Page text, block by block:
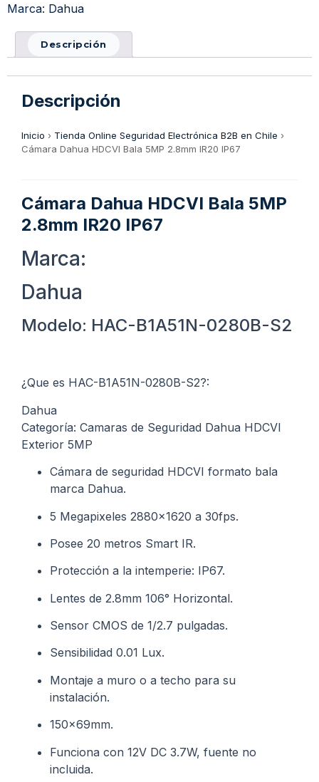
Marca: Dahua
Descripción
Descripción
Inicio › Tienda Online Seguridad Electrónica B2B en Chile ›
Cámara Dahua HDCVI Bala 5MP 2.8mm IR20 IP67
Cámara Dahua HDCVI Bala 5MP
2.8mm IR20 IP67
Marca:
Dahua
Modelo: HAC-B1A51N-0280B-S2
¿Que es HAC-B1A51N-0280B-S2?:
Dahua
Categoría: Camaras de Seguridad Dahua HDCVI
Exterior 5MP
Cámara de seguridad HDCVI formato bala
marca Dahua.
5 Megapixeles 2880×1620 a 30fps.
Posee 20 metros Smart IR.
Protección a la intemperie: IP67.
Lentes de 2.8mm 106° Horizontal.
Sensor CMOS de 1/2.7 pulgadas.
Sensibilidad 0.01 Lux.
Montaje a muro o a techo para su
instalación.
150x69mm.
Funciona con 12V DC 3.7W, fuente no
incluida.